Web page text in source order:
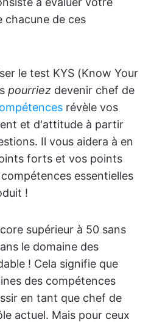
chacune de ces
le test KYS (Know Your
pourriez devenir chef de
révèle vos
et d'attitude à partir
Il vous aidera à en
forts et vos points
essentielles
!
supérieur à 50 sans
le domaine des
! Cela signifie que
des compétences
en tant que chef de
actuel. Mais pour ceux